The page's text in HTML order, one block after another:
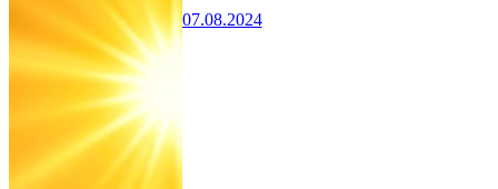
07.08.2024